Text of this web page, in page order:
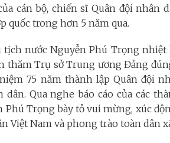
cán bộ, chiến sĩ Quân đội nhân
quốc trong hơn 5 năm qua.
tịch nước Nguyễn Phú Trọng
thăm Trụ sở Trung ương Đảng
75 năm thành lập Quân đội
dân. Qua nghe báo cáo của các
Phú Trọng bày tỏ vui mừng, xúc
Việt Nam và phong trào toàn dân